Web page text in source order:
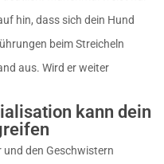
hin, dass sich dein Hund
beim Streicheln
aus. Wird er weiter
kann dein
den Geschwistern